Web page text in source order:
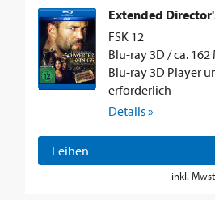
Extended
FSK 12
Blu-ray 3D / ca.
Blu-ray 3D Player
erforderlich
Details »
Leihen
inkl.